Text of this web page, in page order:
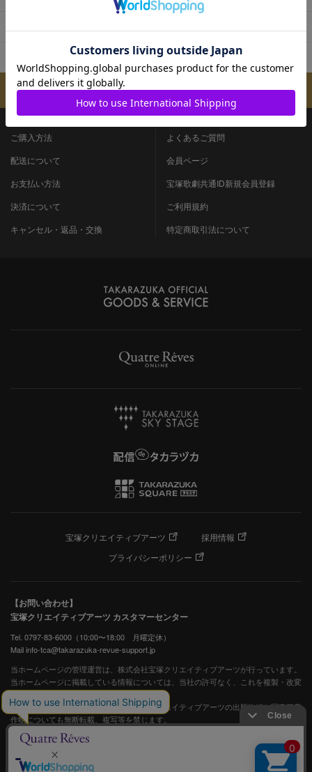
メールマガジンのご案内
ご購入方法
配送について
お支払い方法
決済について
キャンセル・返品・交換
よくあるご質問
会員ページ
宝塚歌劇共通ID新規会員登録
ご利用規約
特定商取引法について
宝塚クリエイティブアーツ
採用情報
プライバシーポリシー
【お問い合わせ】
宝塚クリエイティブアーツ カスタマーセンター
Tel. 0797-83-6000（10:00〜18:00 月曜定休）
Mail info-tca@takarazuka-revue-support.jp
当ホームページの管理運営は、株式会社宝塚クリエイティブアーツが行っています。
当ホームページに掲載している情報については、当社の許可なく、これを複製・改変
することを固く禁止します。
また、阪急電鉄並びに宝塚歌劇団、宝塚クリエイティブアーツの出版物ほか写真等著
作物についても無断転載、複写等を禁じます。
宝塚歌劇公式ホームページ
JASRAC許諾番号：S0507081515